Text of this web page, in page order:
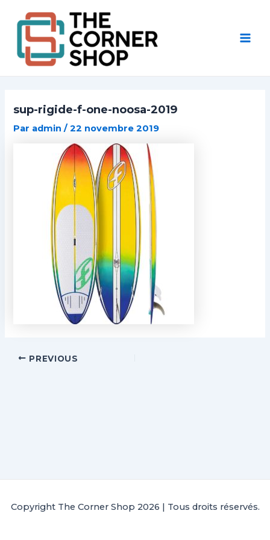
contenu
sup-rigide-f-one-noosa-2019
Par admin/22 novembre 2019
navigation
PREVIOUS
Copyright The Corner Shop 2026 | Tous droits réservés.